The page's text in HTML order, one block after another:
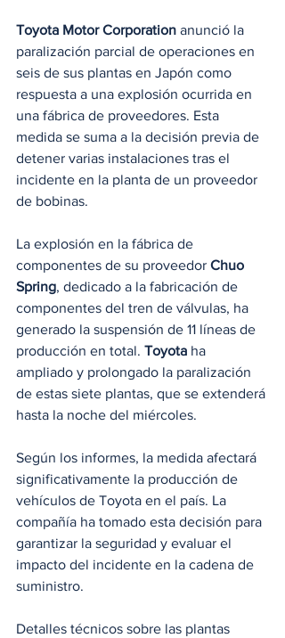
Toyota Motor Corporation anunció la
paralización parcial de operaciones en
seis de sus plantas en Japón como
respuesta a una explosión ocurrida en
una fábrica de proveedores. Esta
medida se suma a la decisión previa de
detener varias instalaciones tras el
incidente en la planta de un proveedor
de bobinas.
La explosión en la fábrica de
componentes de su proveedor Chuo
Spring, dedicado a la fabricación de
componentes del tren de válvulas, ha
generado la suspensión de 11 líneas de
producción en total. Toyota ha
ampliado y prolongado la paralización
de estas siete plantas, que se extenderá
hasta la noche del miércoles.
Según los informes, la medida afectará
significativamente la producción de
vehículos de Toyota en el país. La
compañía ha tomado esta decisión para
garantizar la seguridad y evaluar el
impacto del incidente en la cadena de
suministro.
Detalles técnicos sobre las plantas